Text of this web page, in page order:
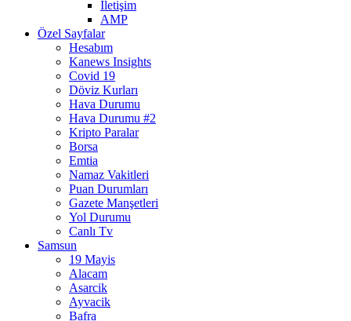
İletişim
AMP
Özel Sayfalar
Hesabım
Kanews Insights
Covid 19
Döviz Kurları
Hava Durumu
Hava Durumu #2
Kripto Paralar
Borsa
Emtia
Namaz Vakitleri
Puan Durumları
Gazete Manşetleri
Yol Durumu
Canlı Tv
Samsun
19 Mayis
Alacam
Asarcik
Ayvacik
Bafra